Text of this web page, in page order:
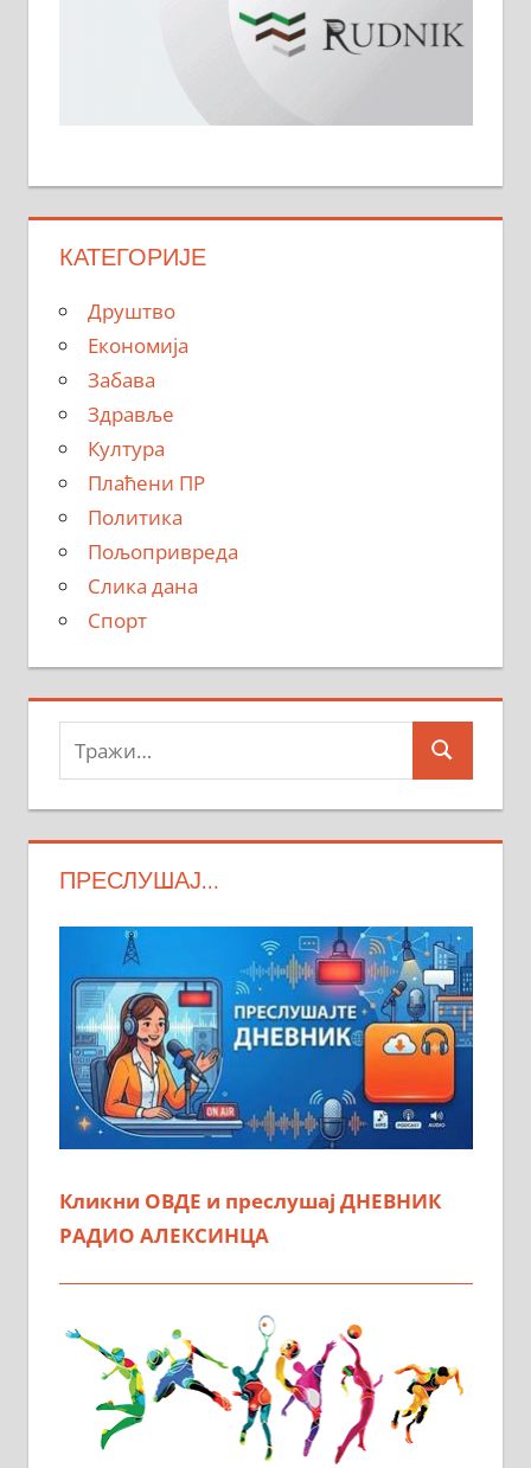
КАТЕГОРИЈЕ
Друштво
Економија
Забава
Здравље
Култура
Плаћени ПР
Политика
Пољопривреда
Слика дана
Спорт
Search
ПРЕСЛУШАЈ…
Кликни ОВДЕ и преслушај ДНЕВНИК
РАДИО АЛЕКСИНЦА